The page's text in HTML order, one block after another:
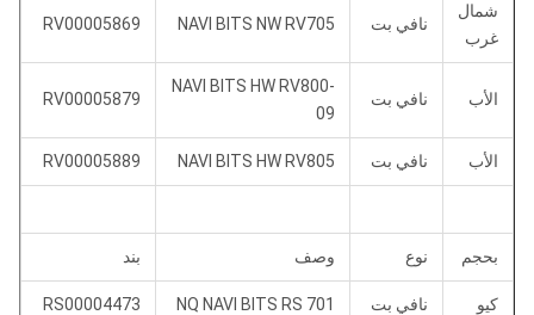
شمال
غرب
نافي بت NAVI BITS NW RV705
RV00005869
الأب نافي بت
NAVI BITS HW RV800-
09
RV00005879
الأب نافي بت NAVI BITS HW RV805
RV00005889
بحجم نوع وصف بند
كيو نافي بت NQ NAVI BITS RS 701
RS00004473